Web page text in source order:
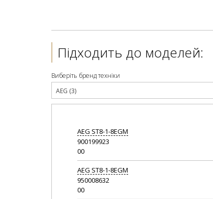
Підходить до моделей:
Виберіть бренд техніки
AEG (3)
AEG ST8-1-8EGM
900199923
00
AEG ST8-1-8EGM
950008632
00